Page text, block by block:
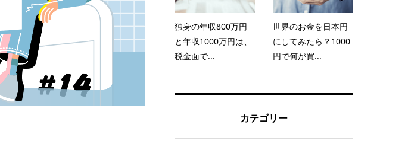
独身の年収800万円
と年収1000万円は、
税金面で...
世界のお金を日本円
にしてみたら？1000
円で何が買...
カテゴリー